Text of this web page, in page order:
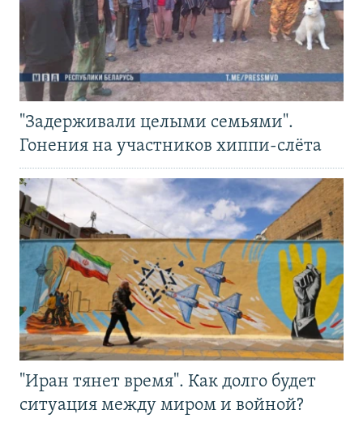
"Задерживали целыми семьями".
Гонения на участников хиппи-слёта
"Иран тянет время". Как долго будет
ситуация между миром и войной?